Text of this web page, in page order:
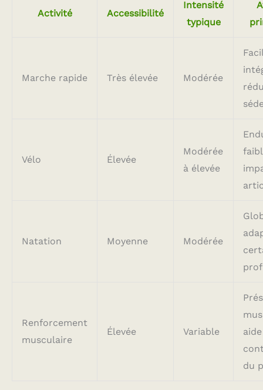
Activité Accessibilité
Intensité
typique
Marche rapide Très élevée Modérée
Vélo Élevée
Modérée
à élevée
Natation Moyenne Modérée
Renforcement
musculaire
Élevée Variable
du